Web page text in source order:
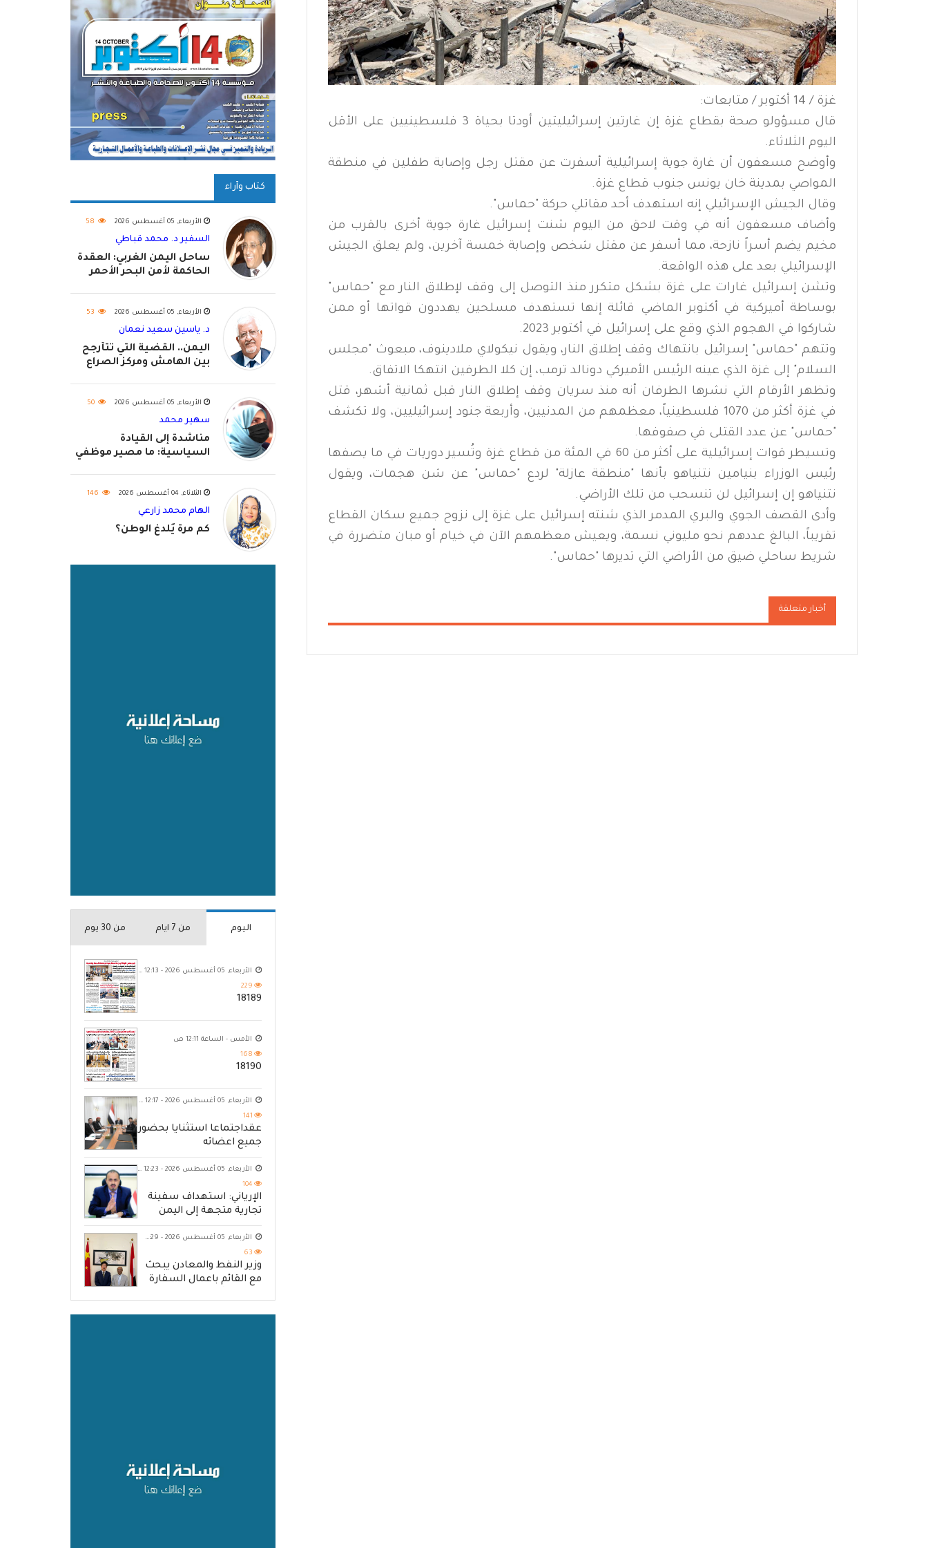
غزة / 14 أكتوبر / متابعات:
قال مسؤولو ‌صحة بقطاع غزة إن غارتين إسرائيليتين أودتا بحياة 3 فلسطينيين على الأقل
اليوم الثلاثاء.
وأوضح مسعفون أن غارة جوية إسرائيلية أسفرت عن مقتل رجل وإصابة طفلين في منطقة
المواصي بمدينة خان يونس جنوب قطاع غزة.
وقال الجيش الإسرائيلي إنه استهدف أحد مقاتلي حركة "حماس".
وأضاف مسعفون أنه في وقت لاحق من اليوم شنت إسرائيل غارة جوية أخرى بالقرب من
مخيم يضم أسراً ‌نازحة، مما أسفر ‌عن مقتل شخص وإصابة خمسة آخرين، ‌ولم ⁠يعلق الجيش
الإسرائيلي ⁠بعد على هذه الواقعة.
وتشن إسرائيل غارات على غزة بشكل متكرر منذ التوصل إلى وقف لإطلاق النار مع "حماس"
بوساطة أميركية في أكتوبر الماضي قائلة إنها تستهدف مسلحين يهددون قواتها أو ممن
شاركوا في الهجوم الذي وقع على ⁠إسرائيل في أكتوبر ‌2023.
وتتهم "حماس" إسرائيل بانتهاك ‌وقف إطلاق النار، ويقول نيكولاي ملادينوف، مبعوث "مجلس
السلام" ‌إلى غزة الذي عينه الرئيس الأميركي دونالد ترمب، ‌إن كلا الطرفين انتهكا الاتفاق.
وتظهر الأرقام التي نشرها الطرفان أنه منذ سريان وقف إطلاق النار قبل ثمانية أشهر، قتل
في غزة أكثر من 1070 فلسطينياً، ‌معظمهم من المدنيين، وأربعة جنود إسرائيليين، ولا تكشف
"حماس" عن عدد القتلى في صفوفها.
وتسيطر ⁠قوات ⁠إسرائيلية على أكثر من 60 في المئة من قطاع غزة وتُسير دوريات في ما يصفها
رئيس الوزراء بنيامين نتنياهو بأنها "منطقة عازلة" لردع "حماس" عن شن هجمات، ويقول
نتنياهو إن إسرائيل لن تنسحب من تلك الأراضي.
وأدى القصف الجوي والبري المدمر الذي شنته إسرائيل على غزة إلى نزوح جميع سكان القطاع
تقريباً، البالغ عددهم نحو مليوني نسمة، ويعيش معظمهم الآن في خيام أو مبان متضررة في
شريط ساحلي ضيق من الأراضي التي تديرها "حماس".
أخبار متعلقة
كتاب وآراء
الأربعاء, 05 أغسطس 2026 58
السفير د. محمد قباطي
ساحل اليمن الغربي: العقدة
الحاكمة لأمن البحر الأحمر
الأربعاء, 05 أغسطس 2026 53
د. ياسين سعيد نعمان
اليمن.. القضية التي تتأرجح
بين الهامش ومركز الصراع
الأربعاء, 05 أغسطس 2026 50
سهير محمد
مناشدة إلى القيادة
السياسية: ما مصير موظفي
الثلاثاء, 04 أغسطس 2026 146
الهام محمد زارعي
كم مرة يُلدغ الوطن؟
اليوم من 7 ايام من 30 يوم
الأربعاء, 05 أغسطس 2026 - 12:13 ص
229
18189
الأمس - الساعة 12:11 ص
168
18190
الأربعاء, 05 أغسطس 2026 - 12:17 ص
141
عقداجتماعا استثنايا بحضور
جميع اعضائه
الأربعاء, 05 أغسطس 2026 - 12:23 ص
104
الإرياني: استهداف سفينة
تجارية متجهة إلى اليمن
يكشف حصار الحوثي للشعب
الأربعاء, 05 أغسطس 2026 - 11:29 م
63
وزير النفط والمعادن يبحث
مع القائم باعمال السفارة